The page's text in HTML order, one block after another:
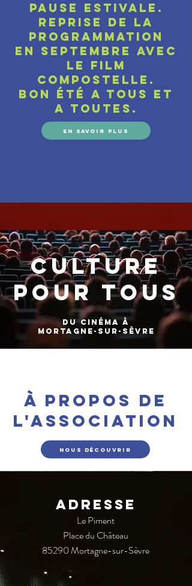
pause ESTIVALE.
reprise DE LA
PROGRAMMATION
en septembre avec
le film
compostelle.
Bon été a tous et
a toutes.
En savoir plus
CULTURE
POUR TOUS
DU cinéma à
mortagne-sur-sèvre
À PROPOS DE
L'ASSOCIATION
Nous découvrir
ADRESSE
Le Piment
Place du Château
85290 Mortagne-sur-Sèvre